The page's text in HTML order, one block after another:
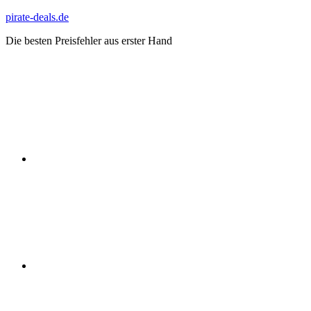
Zum
springen
pirate-deals.de
Die besten Preisfehler aus erster Hand